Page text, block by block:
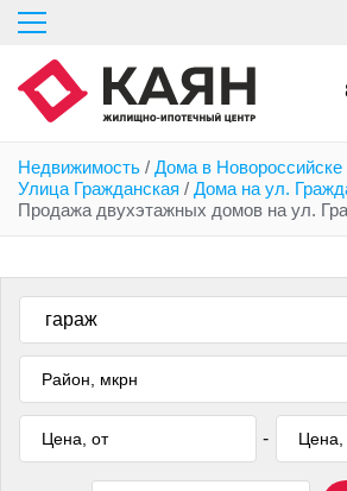
Перейти
основному
содержанию
Недвижимость / Дома в Новороссийске
Улица Гражданская / Дома на ул.
Продажа двухэтажных домов на ул.
-